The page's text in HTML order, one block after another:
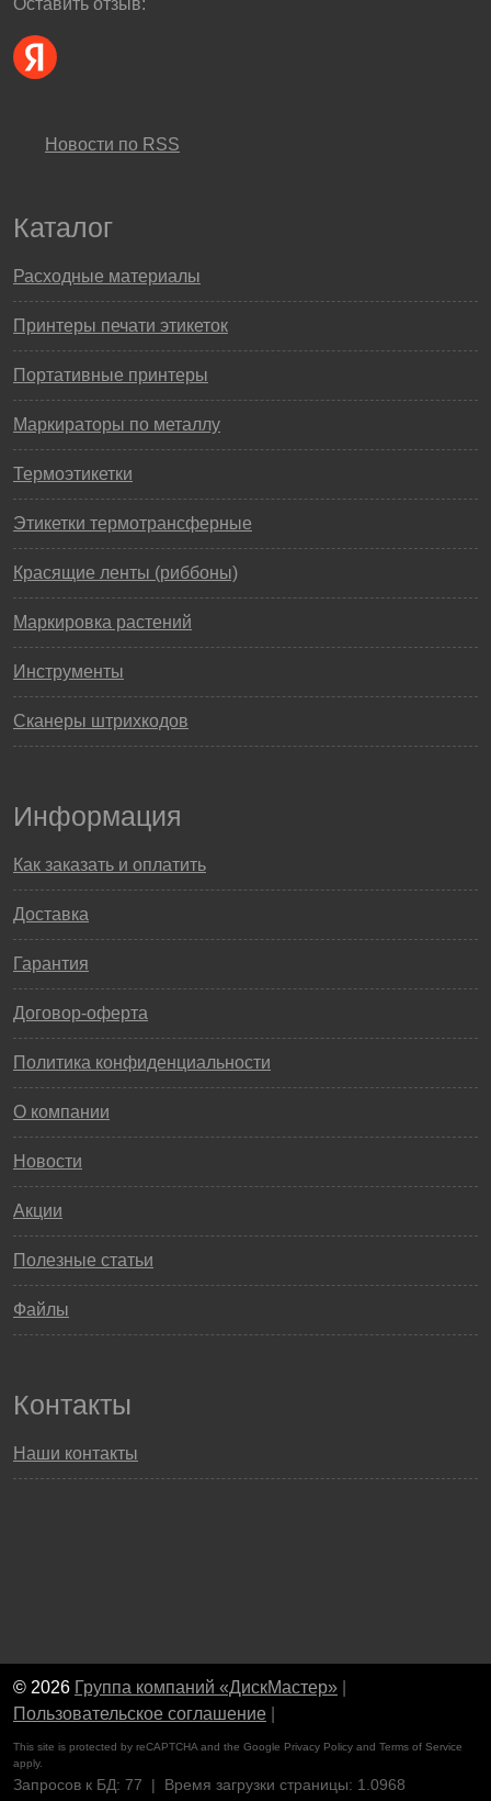
Оставить отзыв:
Новости по RSS
Каталог
Расходные материалы
Принтеры печати этикеток
Портативные принтеры
Маркираторы по металлу
Термоэтикетки
Этикетки термотрансферные
Красящие ленты (риббоны)
Маркировка растений
Инструменты
Сканеры штрихкодов
Информация
Как заказать и оплатить
Доставка
Гарантия
Договор-оферта
Политика конфиденциальности
О компании
Новости
Акции
Полезные статьи
Файлы
Контакты
Наши контакты
© 2026 Группа компаний «ДискМастер»
Пользовательское соглашение
This site is protected by reCAPTCHA and the Google Privacy Policy and Terms of Service
apply.
Запросов к БД: 77 | Время загрузки страницы: 1.0968